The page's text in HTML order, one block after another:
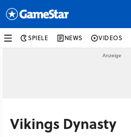
SPIELE NEWS VIDEOS
Vikings Dynasty